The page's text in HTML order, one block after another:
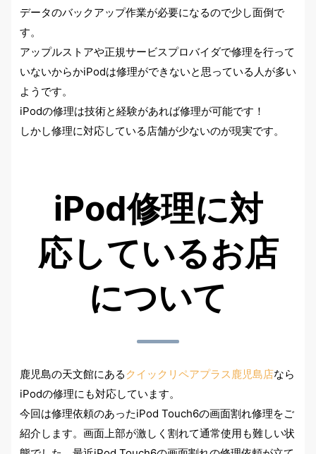
データのバックアップ作業が必要になるので少し面倒で
す。
アップルストアや正規サービスプロバイダで修理を行って
いないからかiPodは修理ができないと思っている人が多い
ようです。
iPodの修理は技術と経験があれば修理が可能です！
しかし修理に対応している店舗が少ないのが現実です。
iPod修理に対
応しているお店
について
鹿児島の天文館にある クイックリペアプラス鹿児島店なら
iPodの修理にも対応しています。
今回は修理依頼のあったiPod Touch6の画面割れ修理をご
紹介します。画面上部が激しく割れて通常使用も難しい状